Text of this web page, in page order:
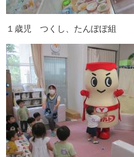
１歳児 つくし、たんぽぽ組